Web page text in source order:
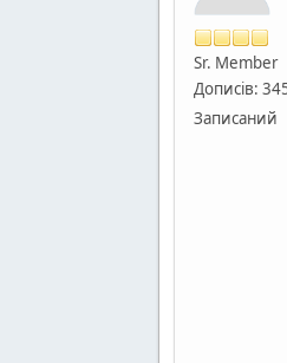
Sr. Member
Дописів:
Записаний